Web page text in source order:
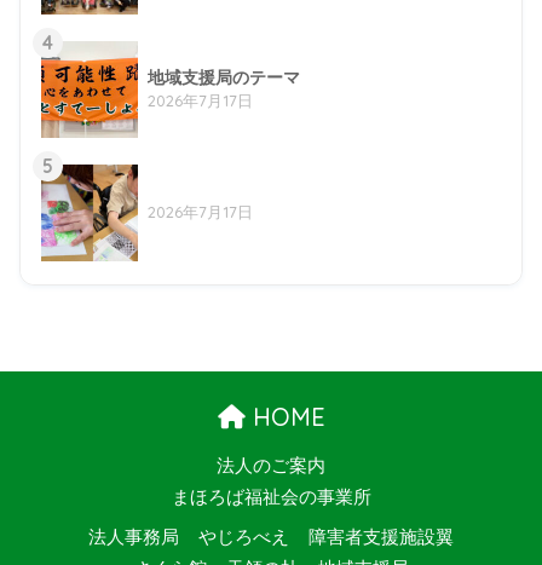
4
地域支援局のテーマ
2026年7月17日
5
2026年7月17日
HOME
法人のご案内
まほろば福祉会の事業所
法人事務局 やじろべえ
障害者支援施設翼